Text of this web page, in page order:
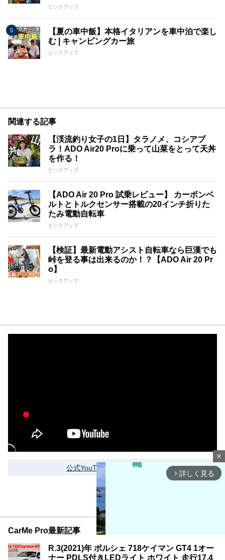
ピックアップ
【夏の車中飯】本格イタリアンを車中泊で楽し
む | キャンピングカー旅
ピックアップ
関連する記事
【渓流釣り女子の1日】タラノメ、コシアブ
ラ！ADO Air20 Proに乗って山菜をとって天丼
を作る！
ピックアップ
【ADO Air 20 Pro 試乗レビュー】 カーボンベ
ルトとトルクセンサー搭載の20インチ折りた
たみ電動自転車
ピックアップ
【検証】最新電動アシスト自転車なら巨漢でも
峠を登る事は出来るのか！？【ADO Air 20 Pr
o】
ピックアップ
公式YouTubeをもっと見る
CarMe Pro最新記事
R.3(2021)年 ポルシェ 718ケイマン GT4 1オー
ナー PDLS付きLEDライト ホワイト 走行17,4
close
arrow_forward_ios 詳しく見る